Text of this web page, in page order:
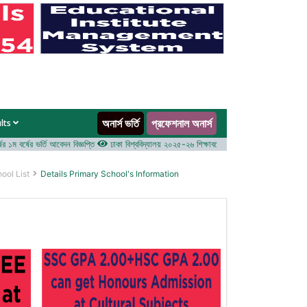
অনার্স ভর্তি প্রফেশনাল অনার্স
বর্ষের ভর্তি আবেদন বিজ্ঞপ্তি ঢাকা বিশ্ববিদ্যালয় ২০২৫-২৬ শিক্ষাবর্ষে আন্ডারগ্র্যাজুয়েট প্রোগ্রামে ভর্তি
List Details Primary School's Information